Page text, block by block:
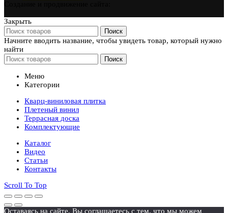
Закрыть
Поиск
Начните вводить название, чтобы увидеть товар, который нужно
найти
Поиск
Меню
Категории
Кварц-виниловая плитка
Плетеный винил
Террасная доска
Комплектующие
Каталог
Видео
Статьи
Контакты
Scroll To Top
Оставаясь на сайте, Вы соглашаетесь с тем, что мы можем